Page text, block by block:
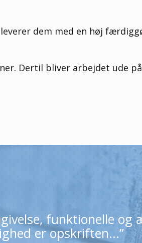
dem med en høj
Dertil bliver arbejdet ude
funktionelle
er opskriften...”